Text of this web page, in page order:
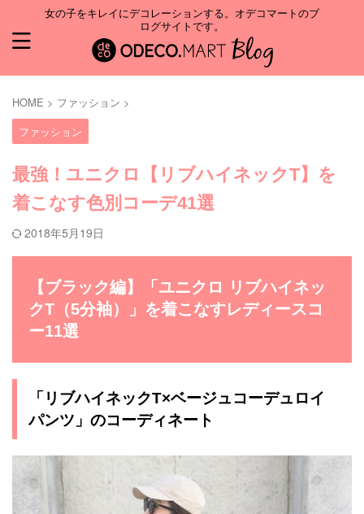
女の子をキレイにデコレーションする。オデコマートのブ
ログサイトです。
HOME > ファッション >
ファッション
最強！ユニクロ【リブハイネックT】を
着こなす色別コーデ41選
2018年5月19日
【ブラック編】「ユニクロ リブハイネッ
クT（5分袖）」を着こなすレディースコ
ー11選
「リブハイネックT×ベージュコーデュロイ
パンツ」のコーディネート